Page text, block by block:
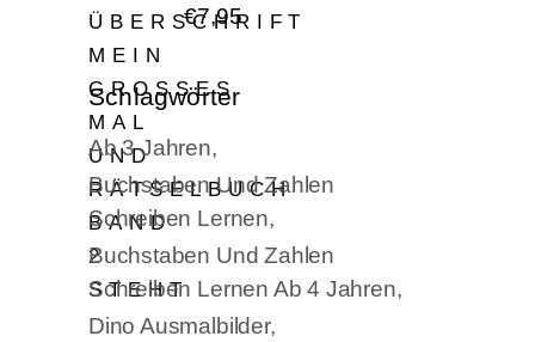
€7,95
Schlagwörter
Ab 3 Jahren
Buchstaben Und Zahlen
Schreiben Lernen
Buchstaben Und Zahlen
Schreiben Lernen Ab 4 Jahren
Dino Ausmalbilder